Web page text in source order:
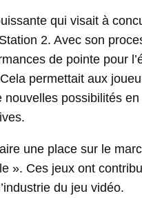
qui visait à
2. Avec son
de pointe pour
permettait aux
possibilités
une place sur le
». Ces jeux ont
du jeu vidéo.